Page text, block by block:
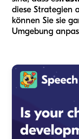
diese Strategien
können Sie sie
Umgebung